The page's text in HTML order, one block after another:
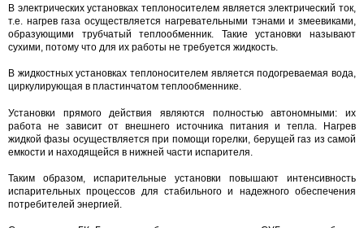
В электрических установках теплоносителем является электрический ток,
т.е. нагрев газа осуществляется нагревательными тэнами и змеевиками,
образующими трубчатый теплообменник. Такие установки называют
сухими, потому что для их работы не требуется жидкость.
В жидкостных установках теплоносителем является подогреваемая вода,
циркулирующая в пластинчатом теплообменнике.
Установки прямого действия являются полностью автономными: их
работа не зависит от внешнего источника питания и тепла. Нагрев
жидкой фазы осуществляется при помощи горелки, берущей газ из самой
емкости и находящейся в нижней части испарителя.
Таким образом, испарительные установки повышают интенсивность
испарительных процессов для стабильного и надежного обеспечения
потребителей энергией.